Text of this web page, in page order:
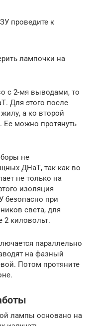
проведите к
лампочки на
с 2-мя выводами, то
Для этого после
а ко второй
Ее можно протянуть
не
ДНаТ, так как во
не только на
изоляция
безопасно при
света, для
2 киловольт.
параллельно
на фазный
Потом протяните
лампы основано на